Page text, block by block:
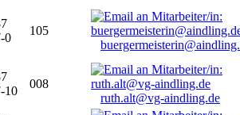
0
105
10
008
ruth.alt@vg-aindling.de